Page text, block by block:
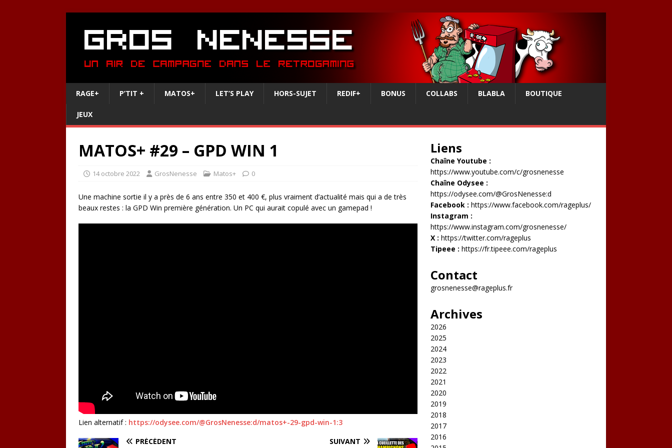
RAGE+ P’TIT + MATOS+ LET’S PLAY HORS-SUJET REDIF+ BONUS COLLABS BLABLA BOUTIQUE
JEUX
MATOS+ #29 – GPD WIN 1
14 octobre 2022 GrosNenesse Matos+ 0
Une machine sortie il y a près de 6 ans entre 350 et 400 €, plus vraiment d’actualité mais qui a de très
beaux restes : la GPD Win première génération. Un PC qui aurait copulé avec un gamepad !
Lien alternatif : https://odysee.com/@GrosNenesse:d/matos+-29-gpd-win-1:3
PRÉCÉDENT
SUIVANT
Liens
Chaîne Youtube :
https://www.youtube.com/c/grosnenesse
Chaîne Odysee :
https://odysee.com/@GrosNenesse:d
Facebook : https://www.facebook.com/rageplus/
Instagram :
https://www.instagram.com/grosnenesse/
X : https://twitter.com/rageplus
Tipeee : https://fr.tipeee.com/rageplus
Contact
grosnenesse@rageplus.fr
Archives
2026
2025
2024
2023
2022
2021
2020
2019
2018
2017
2016